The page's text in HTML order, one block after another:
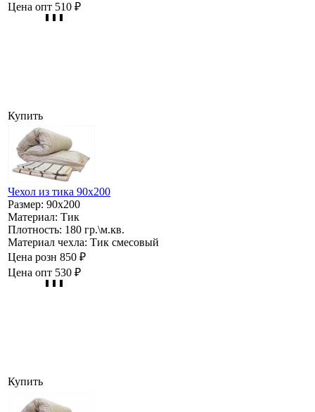
Цена опт 510 ₽
Купить
Чехол из тика 90х200
Размер: 90х200
Материал: Тик
Плотность: 180 гр.\м.кв.
Материал чехла: Тик смесовый
Цена розн 850 ₽
Цена опт 530 ₽
Купить